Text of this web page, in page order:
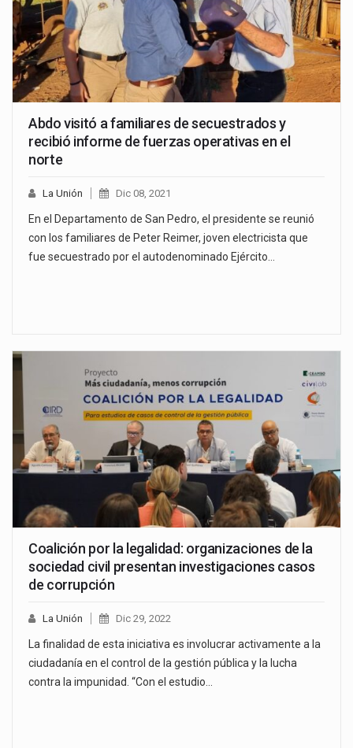
Abdo visitó a familiares de secuestrados y
recibió informe de fuerzas operativas en el
norte
La Unión Dic 08, 2021
En el Departamento de San Pedro, el presidente se reunió
con los familiares de Peter Reimer, joven electricista que
fue secuestrado por el autodenominado Ejército…
Coalición por la legalidad: organizaciones de la
sociedad civil presentan investigaciones casos
de corrupción
La Unión Dic 29, 2022
La finalidad de esta iniciativa es involucrar activamente a la
ciudadanía en el control de la gestión pública y la lucha
contra la impunidad. “Con el estudio…